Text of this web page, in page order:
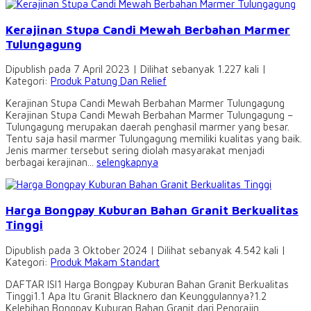
Kerajinan Stupa Candi Mewah Berbahan Marmer
Tulungagung
Dipublish pada 7 April 2023 | Dilihat sebanyak 1.227 kali |
Kategori: Produk Patung Dan Relief
Kerajinan Stupa Candi Mewah Berbahan Marmer Tulungagung
Kerajinan Stupa Candi Mewah Berbahan Marmer Tulungagung –
Tulungagung merupakan daerah penghasil marmer yang besar.
Tentu saja hasil marmer Tulungagung memiliki kualitas yang baik.
Jenis marmer tersebut sering diolah masyarakat menjadi
berbagai kerajinan... selengkapnya
Harga Bongpay Kuburan Bahan Granit Berkualitas
Tinggi
Dipublish pada 3 Oktober 2024 | Dilihat sebanyak 4.542 kali |
Kategori: Produk Makam Standart
DAFTAR ISI1 Harga Bongpay Kuburan Bahan Granit Berkualitas
Tinggi1.1 Apa Itu Granit Blacknero dan Keunggulannya?1.2
Kelebihan Bongpay Kuburan Bahan Granit dari Pengrajin